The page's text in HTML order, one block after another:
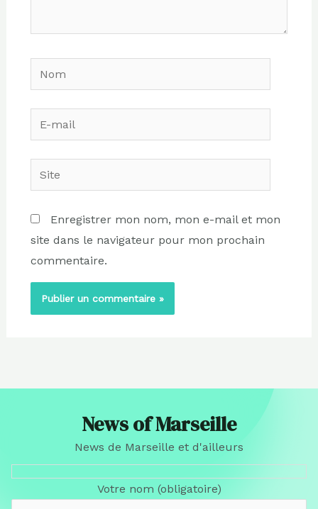
Nom
E-
mail
Site
Enregistrer mon nom, mon e-mail et mon
site dans le navigateur pour mon prochain
commentaire.
News of Marseille
News de Marseille et d'ailleurs
Votre nom (obligatoire)